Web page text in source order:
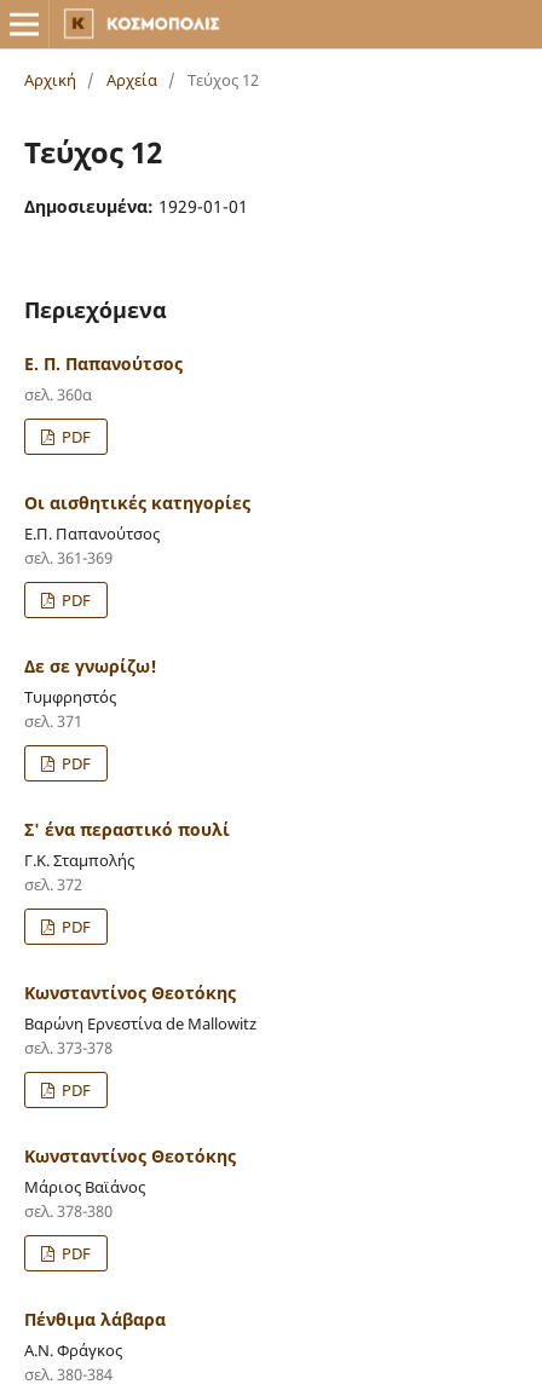
Αρχική / Αρχεία / Τεύχος 12
Τεύχος 12
Δημοσιευμένα: 1929-01-01
Περιεχόμενα
Ε. Π. Παπανούτσος
σελ. 360α
PDF
Οι αισθητικές κατηγορίες
Ε.Π. Παπανούτσος
σελ. 361-369
PDF
Δε σε γνωρίζω!
Τυμφρηστός
σελ. 371
PDF
Σ' ένα περαστικό πουλί
Γ.Κ. Σταμπολής
σελ. 372
PDF
Κωνσταντίνος Θεοτόκης
Βαρώνη Ερνεστίνα de Mallowitz
σελ. 373-378
PDF
Κωνσταντίνος Θεοτόκης
Μάριος Βαϊάνος
σελ. 378-380
PDF
Πένθιμα λάβαρα
Α.Ν. Φράγκος
σελ. 380-384